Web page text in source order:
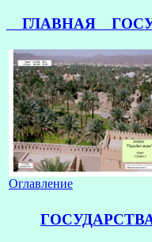
ГЛАВНАЯ
Оглавление